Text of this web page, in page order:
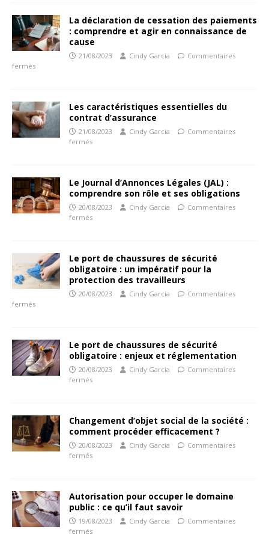
La déclaration de cessation des paiements
: comprendre et agir en connaissance de
cause
21/08/2023 Cindy Garcia
Commentaires
fermés
Les caractéristiques essentielles du
contrat d’assurance
21/08/2023 Cindy Garcia
Commentaires
fermés
Le Journal d’Annonces Légales (JAL) :
comprendre son rôle et ses obligations
20/08/2023 Cindy Garcia
Commentaires
fermés
Le port de chaussures de sécurité
obligatoire : un impératif pour la
protection des travailleurs
20/08/2023 Cindy Garcia
Commentaires
fermés
Le port de chaussures de sécurité
obligatoire : enjeux et réglementation
20/08/2023 Cindy Garcia
Commentaires
fermés
Changement d’objet social de la société :
comment procéder efficacement ?
20/08/2023 Cindy Garcia
Commentaires
fermés
Autorisation pour occuper le domaine
public : ce qu’il faut savoir
19/08/2023 Cindy Garcia
Commentaires
fermés